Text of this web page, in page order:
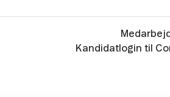
Kandidatlogin til